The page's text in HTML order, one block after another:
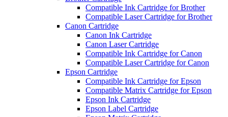
Compatible Ink Cartridge for Brother
Compatible Laser Cartridge for Brother
Canon Cartridge
Canon Ink Cartridge
Canon Laser Cartridge
Compatible Ink Cartridge for Canon
Compatible Laser Cartridge for Canon
Epson Cartridge
Compatible Ink Cartridge for Epson
Compatible Matrix Cartridge for Epson
Epson Ink Cartridge
Epson Label Cartridge